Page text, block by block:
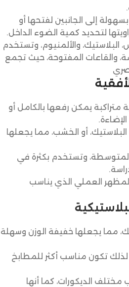
إلى الجانبين لفتحها أو
لتحديد كمية الضوء الداخل.
البلاستيك، والألمنيوم، وتستخدم
والقاعات المفتوحة، حيث تجمع
متراكبة يمكن رفعها بالكامل أو
أو الخشب، مما يجعلها
وتستخدم بكثرة في
العملي الذي يناسب
مما يجعلها خفيفة الوزن وسهلة
لذلك تكون مناسب أكثر للمطابخ
الديكورات، كما أنها